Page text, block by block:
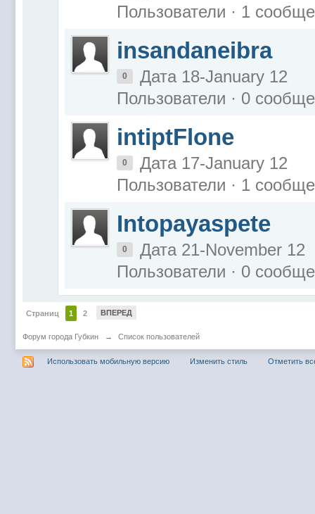
Пользователи · 1
insandaneibra
0
Дата 18-January 12
Пользователи · 0
intiptFlone
0
Дата 17-January 12
Пользователи · 1
Intopayaspete
0
Дата 21-November 12
Пользователи · 0
Страниц 1 2 ВПЕРЕД
Форум города Губкин → Список пользователей
Использовать мобильную версию Изменить стиль Отметить